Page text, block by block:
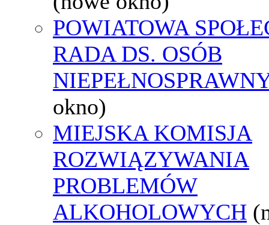
POWIATOWA
RADA DS. OSÓB
okno)
MIEJSKA KOMISJA
ROZWIĄZYWANIA
PROBLEMÓW
ALKOHOLOWYCH